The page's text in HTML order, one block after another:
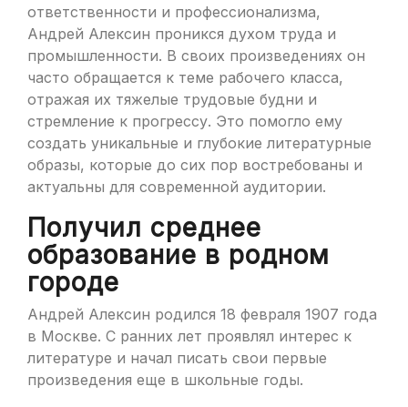
ответственности и профессионализма,
Андрей Алексин проникся духом труда и
промышленности. В своих произведениях он
часто обращается к теме рабочего класса,
отражая их тяжелые трудовые будни и
стремление к прогрессу. Это помогло ему
создать уникальные и глубокие литературные
образы, которые до сих пор востребованы и
актуальны для современной аудитории.
Получил среднее
образование в родном
городе
Андрей Алексин родился 18 февраля 1907 года
в Москве. С ранних лет проявлял интерес к
литературе и начал писать свои первые
произведения еще в школьные годы.